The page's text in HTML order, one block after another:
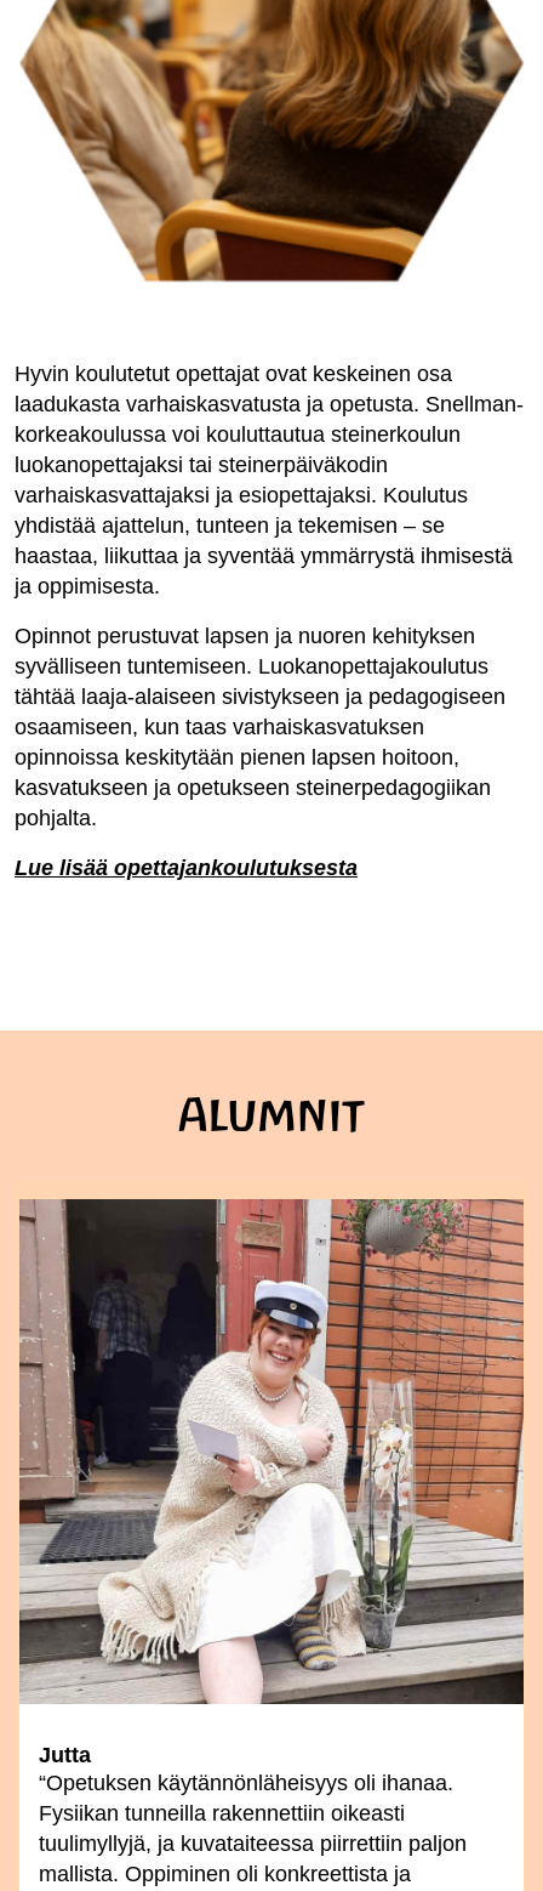
Hyvin koulutetut opettajat ovat keskeinen osa
laadukasta varhaiskasvatusta ja opetusta. Snellman-
korkeakoulussa voi kouluttautua steinerkoulun
luokanopettajaksi tai steinerpäiväkodin
varhaiskasvattajaksi ja esiopettajaksi. Koulutus
yhdistää ajattelun, tunteen ja tekemisen – se
haastaa, liikuttaa ja syventää ymmärrystä ihmisestä
ja oppimisesta.
Opinnot perustuvat lapsen ja nuoren kehityksen
syvälliseen tuntemiseen. Luokanopettajakoulutus
tähtää laaja-alaiseen sivistykseen ja pedagogiseen
osaamiseen, kun taas varhaiskasvatuksen
opinnoissa keskitytään pienen lapsen hoitoon,
kasvatukseen ja opetukseen steinerpedagogiikan
pohjalta.
Lue lisää opettajankoulutuksesta
Alumnit
Jutta
“Opetuksen käytännönläheisyys oli ihanaa.
Fysiikan tunneilla rakennettiin oikeasti
tuulimyllyjä, ja kuvataiteessa piirrettiin paljon
mallista. Oppiminen oli konkreettista ja